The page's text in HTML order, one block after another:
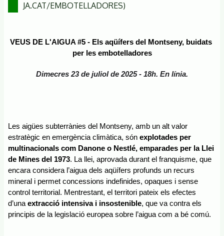
JA.CAT/EMBOTELLADORES)
VEUS DE L'AIGUA #5 - Els aqüífers del Montseny, buidats
per les embotelladores
Dimecres 23 de juliol de 2025 - 18h. En línia.
Les aigües subterrànies del Montseny, amb un alt valor
estratègic en emergència climàtica, són explotades per
multinacionals com Danone o Nestlé, emparades per la Llei
de Mines del 1973. La llei, aprovada durant el franquisme, que
encara considera l’aigua dels aqüífers profunds un recurs
mineral i permet concessions indefinides, opaques i sense
control territorial. Mentrestant, el territori pateix els efectes
d’una extracció intensiva i insostenible, que va contra els
principis de la legislació europea sobre l’aigua com a bé comú.